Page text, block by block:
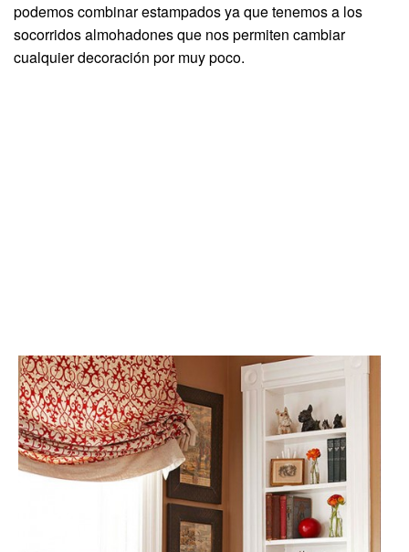
podemos combinar estampados ya que tenemos a los
socorridos almohadones que nos permiten cambiar
cualquier decoración por muy poco.